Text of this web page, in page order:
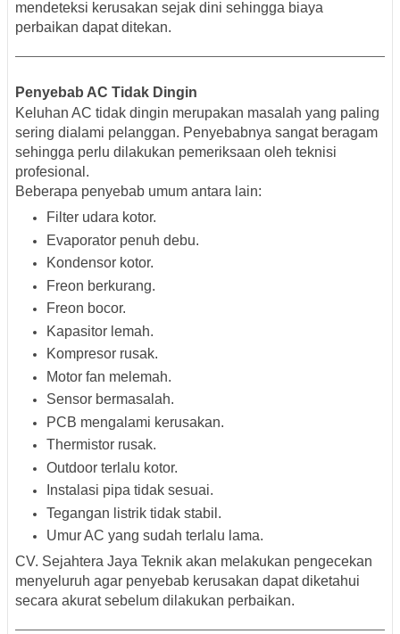
mendeteksi kerusakan sejak dini sehingga biaya
perbaikan dapat ditekan.
Penyebab AC Tidak Dingin
Keluhan AC tidak dingin merupakan masalah yang paling
sering dialami pelanggan. Penyebabnya sangat beragam
sehingga perlu dilakukan pemeriksaan oleh teknisi
profesional.
Beberapa penyebab umum antara lain:
Filter udara kotor.
Evaporator penuh debu.
Kondensor kotor.
Freon berkurang.
Freon bocor.
Kapasitor lemah.
Kompresor rusak.
Motor fan melemah.
Sensor bermasalah.
PCB mengalami kerusakan.
Thermistor rusak.
Outdoor terlalu kotor.
Instalasi pipa tidak sesuai.
Tegangan listrik tidak stabil.
Umur AC yang sudah terlalu lama.
CV. Sejahtera Jaya Teknik akan melakukan pengecekan
menyeluruh agar penyebab kerusakan dapat diketahui
secara akurat sebelum dilakukan perbaikan.